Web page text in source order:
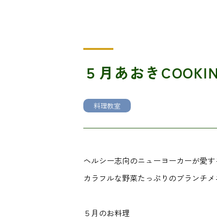
５月あおき
料理教室
ヘルシー志向のニューヨーカーが愛す
カラフルな野菜たっぷりのブランチ
５月のお料理